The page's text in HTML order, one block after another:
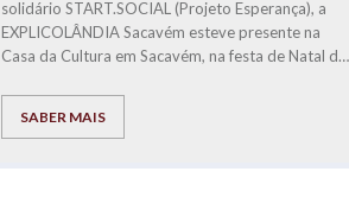
solidário START.SOCIAL (Projeto Esperança), a
EXPLICOLÂNDIA Sacavém esteve presente na
Casa da Cultura em Sacavém, na festa de Natal do
SABER MAIS